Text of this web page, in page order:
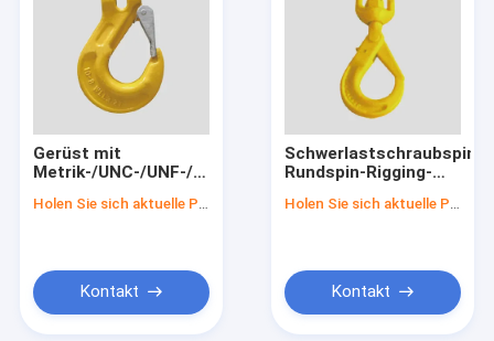
Gerüst mit
Metrik-/UNC-/UNF-/BSW-
Holen Sie sich aktuelle Preis
Kontakt
Schwerlastschraubspin-
Rundspin-Rigging-
für Wii-Seil 1.12t-
Holen Sie sich aktuelle Preis
Kontakt